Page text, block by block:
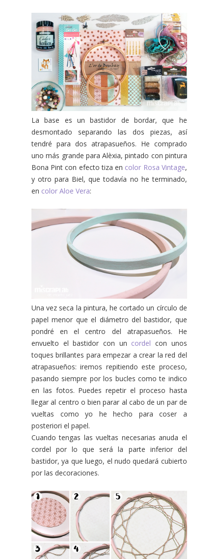
La base es un bastidor de bordar, que he
desmontado separando las dos piezas, así
tendré para dos atrapasueños. He comprado
uno más grande para Alèxia, pintado con pintura
Bona Pint con efecto tiza en color Rosa Vintage,
y otro para Biel, que todavía no he terminado,
en color Aloe Vera:
Una vez seca la pintura, he cortado un círculo de
papel menor que el diámetro del bastidor, que
pondré en el centro del atrapasueños. He
envuelto el bastidor con un cordel con unos
toques brillantes para empezar a crear la red del
atrapasueños: iremos repitiendo este proceso,
pasando siempre por los bucles como te indico
en las fotos. Puedes repetir el proceso hasta
llegar al centro o bien parar al cabo de un par de
vueltas como yo he hecho para coser a
posteriori el papel.
Cuando tengas las vueltas necesarias anuda el
cordel por lo que será la parte inferior del
bastidor, ya que luego, el nudo quedará cubierto
por las decoraciones.